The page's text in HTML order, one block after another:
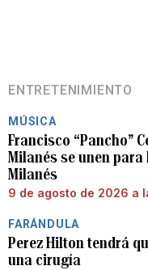
ENTRETENIMIENTO
MÚSICA
Francisco “Pancho”
Milanés se unen
Milanés
9 de agosto de 2026 a
FARÁNDULA
Perez Hilton tendrá
una cirugía